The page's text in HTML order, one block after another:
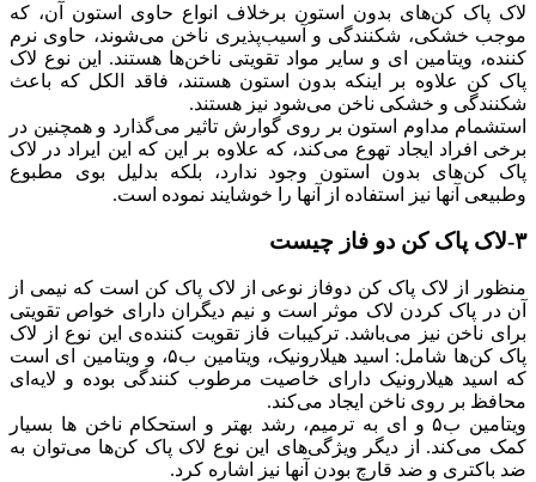
لاک پاک کن‌های بدون استون برخلاف انواع حاوی استون آن، که
موجب خشکی، شکنندگی و آسیب‌پذیری ناخن می‌شوند، حاوی نرم
کننده، ویتامین ای و سایر مواد تقویتی ناخن‌ها هستند. این نوع لاک
پاک کن علاوه بر اینکه بدون استون هستند، فاقد الکل که باعث
شکنندگی و خشکی ناخن می‌شود نیز هستند.
استشمام مداوم استون بر روی گوارش تاثیر می‌گذارد و همچنین در
برخی افراد ایجاد تهوع می‌کند، که علاوه بر این که این ایراد در لاک
پاک کن‌های بدون استون وجود ندارد، بلکه بدلیل بوی مطبوع
وطبیعی آنها نیز استفاده از آنها را خوشایند نموده است.
۳-لاک پاک کن دو فاز چیست
منظور از لاک پاک کن دوفاز نوعی از لاک پاک کن است که نیمی از
آن در پاک کردن لاک موثر است و نیم دیگران دارای خواص تقویتی
برای ناخن نیز می‌باشد. ترکیبات فاز تقویت کننده‌ی این نوع از لاک
پاک کن‌ها شامل: اسید هیلارونیک، ویتامین ب۵، و ویتامین ای است
که اسید هیلارونیک دارای خاصیت مرطوب کنندگی بوده و لایه‌ای
محافظ بر روی ناخن ایجاد می‌کند.
ویتامین ب۵ و ای به ترمیم، رشد بهتر و استحکام ناخن ها بسیار
کمک می‌کند. از دیگر ویژگی‌های این نوع لاک پاک کن‌ها می‌توان به
ضد باکتری و ضد قارچ بودن آنها نیز اشاره کرد.